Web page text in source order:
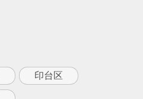
印台区